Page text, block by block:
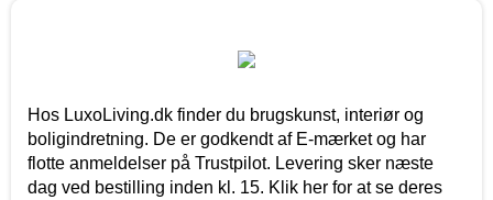
Hos LuxoLiving.dk finder du brugskunst, interiør og
boligindretning. De er godkendt af E-mærket og har
flotte anmeldelser på Trustpilot. Levering sker næste
dag ved bestilling inden kl. 15. Klik her for at se deres